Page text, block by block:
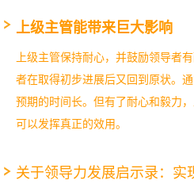
上级主管能带来巨大影响
上级主管保持耐心，并鼓励领导者
者在取得初步进展后又回到原状。
预期的时间长。但有了耐心和毅力
可以发挥真正的效用。
关于领导力发展启示录：实